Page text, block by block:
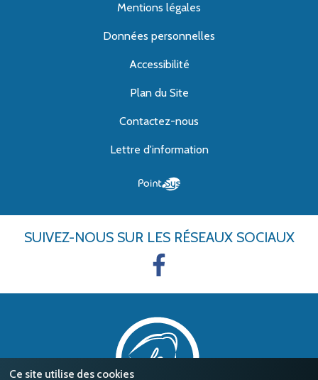
Ce site utilise des cookies
Mentions légales
Données personnelles
Accessibilité
Plan du Site
Contactez-nous
Lettre d'information
SUIVEZ-NOUS SUR LES RÉSEAUX SOCIAUX